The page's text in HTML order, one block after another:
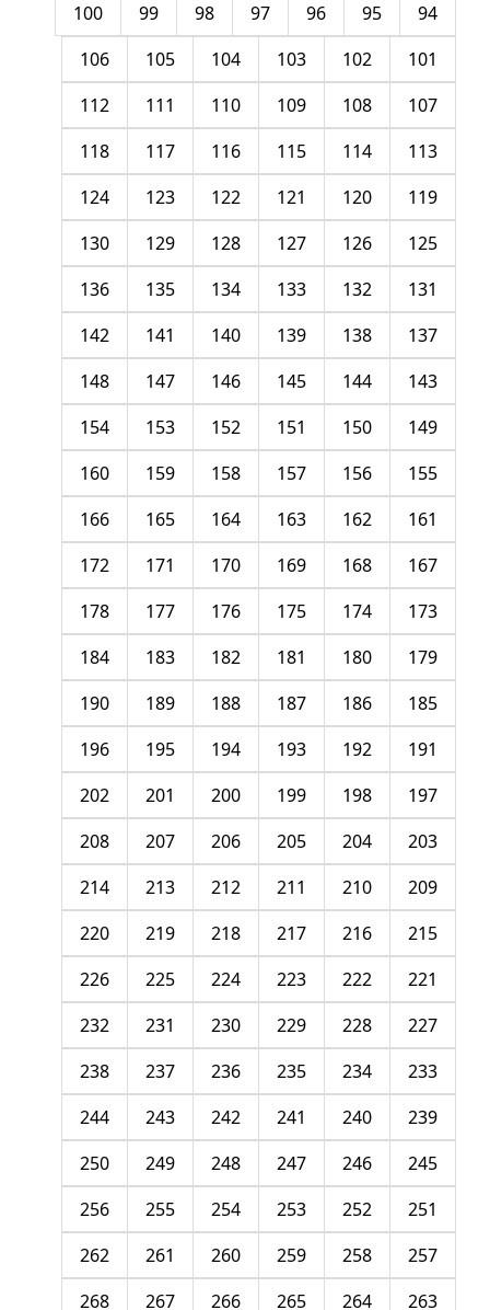
94
95
96
97
98
99
100
101
102
103
104
105
106
107
108
109
110
111
112
113
114
115
116
117
118
119
120
121
122
123
124
125
126
127
128
129
130
131
132
133
134
135
136
137
138
139
140
141
142
143
144
145
146
147
148
149
150
151
152
153
154
155
156
157
158
159
160
161
162
163
164
165
166
167
168
169
170
171
172
173
174
175
176
177
178
179
180
181
182
183
184
185
186
187
188
189
190
191
192
193
194
195
196
197
198
199
200
201
202
203
204
205
206
207
208
209
210
211
212
213
214
215
216
217
218
219
220
221
222
223
224
225
226
227
228
229
230
231
232
233
234
235
236
237
238
239
240
241
242
243
244
245
246
247
248
249
250
251
252
253
254
255
256
257
258
259
260
261
262
263
264
265
266
267
268